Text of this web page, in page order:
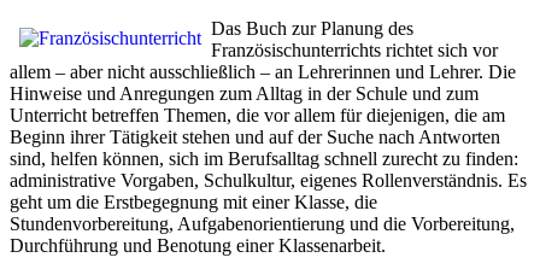
Das Buch zur Planung des
Französischunterrichts richtet sich vor
allem – aber nicht ausschließlich – an Lehrerinnen und Lehrer. Die
Hinweise und Anregungen zum Alltag in der Schule und zum
Unterricht betreffen Themen, die vor allem für diejenigen, die am
Beginn ihrer Tätigkeit stehen und auf der Suche nach Antworten
sind, helfen können, sich im Berufsalltag schnell zurecht zu finden:
administrative Vorgaben, Schulkultur, eigenes Rollenverständnis. Es
geht um die Erstbegegnung mit einer Klasse, die
Stundenvorbereitung, Aufgabenorientierung und die Vorbereitung,
Durchführung und Benotung einer Klassenarbeit.